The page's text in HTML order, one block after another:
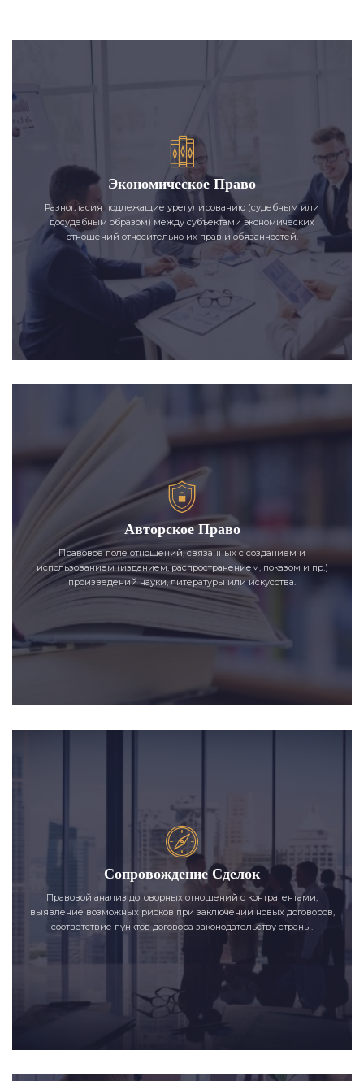
Экономическое Право
Разногласия подлежащие урегулированию (судебным или
досудебным образом) между субъектами экономических
отношений относительно их прав и обязанностей.
Авторское Право
Правовое поле отношений, связанных с созданием и
использованием (изданием, распространением, показом и пр.)
произведений науки, литературы или искусства.
Сопровождение Сделок
Правовой анализ договорных отношений с контрагентами,
выявление возможных рисков при заключении новых договоров,
соответствие пунктов договора законодательству страны.